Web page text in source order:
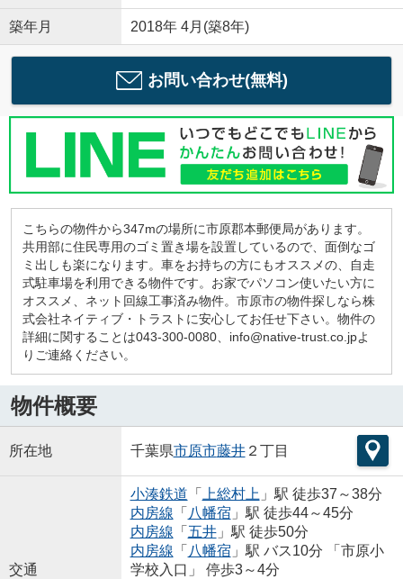
築年月 2018年 4月(築8年)
お問い合わせ(無料)
こちらの物件から347mの場所に市原郡本郵便局があります。
共用部に住民専用のゴミ置き場を設置しているので、面倒なゴ
ミ出しも楽になります。車をお持ちの方にもオススメの、自走
式駐車場を利用できる物件です。お家でパソコン使いたい方に
オススメ、ネット回線工事済み物件。市原市の物件探しなら株
式会社ネイティブ・トラストに安心してお任せ下さい。物件の
詳細に関することは043-300-0080、info@native-trust.co.jpよ
りご連絡ください。
物件概要
所在地 千葉県市原市藤井２丁目
交通
小湊鉄道 「 上総村上 」駅 徒歩37～38分
内房線 「 八幡宿 」駅 徒歩44～45分
内房線 「 五井」駅 徒歩50分
内房線 「 八幡宿 」駅 バス10分 「市原小
学校入口」 停歩3～4分